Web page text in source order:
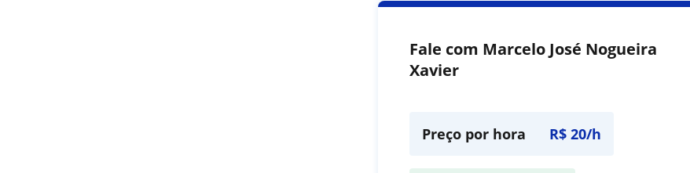
Fale com Marcelo José Nogueira
Xavier
Preço por hora R$ 20/h